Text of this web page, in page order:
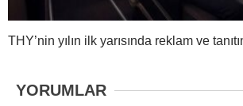
THY’nin yılın ilk yarısında reklam ve
YORUMLAR